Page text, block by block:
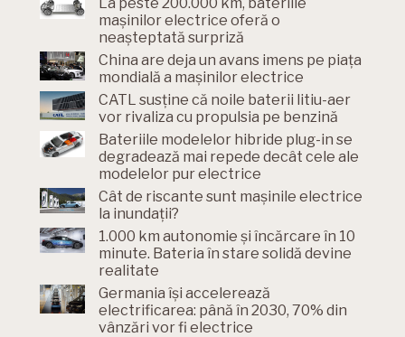
mașinilor electrice oferă o
neașteptată surpriză
China are deja un avans imens pe piața
mondială a mașinilor electrice
CATL susține că noile baterii litiu-aer
vor rivaliza cu propulsia pe benzină
Bateriile modelelor hibride plug-in se
degradează mai repede decât cele ale
modelelor pur electrice
Cât de riscante sunt mașinile electrice
la inundații?
1.000 km autonomie și încărcare în 10
minute. Bateria în stare solidă devine
realitate
Germania își accelerează
electrificarea: până în 2030, 70% din
vânzări vor fi electrice